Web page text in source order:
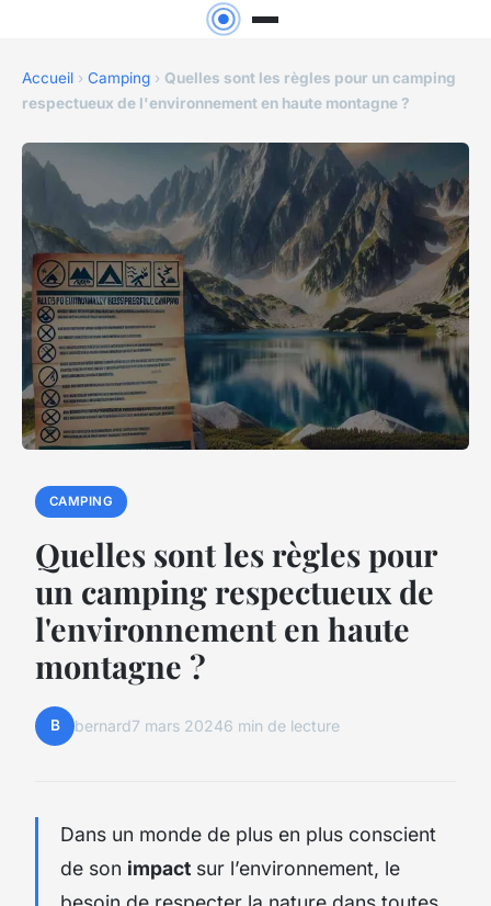
Accueil › Camping › Quelles sont les règles pour un camping
respectueux de l'environnement en haute montagne ?
CAMPING
Quelles sont les règles pour
un camping respectueux de
l'environnement en haute
montagne ?
B bernard7 mars 20246 min de lecture
Dans un monde de plus en plus conscient
de son impact sur l’environnement, le